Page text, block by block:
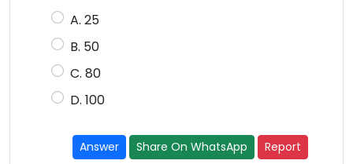
A. 25
B. 50
C. 80
D. 100
Answer Share On WhatsApp Report